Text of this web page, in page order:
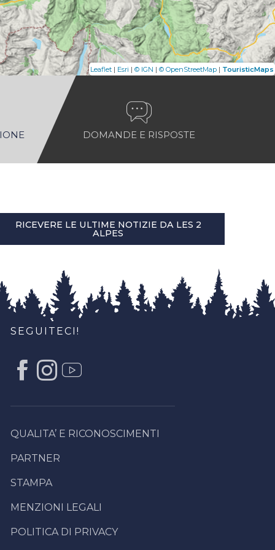
Leaflet | Esri | © IGN | © OpenStreetMap | TouristicMaps
DOMANDE E RISPOSTE
RICEVERE LE ULTIME NOTIZIE DA LES 2
ALPES
SEGUITECI!
QUALITA’ E RICONOSCIMENTI
PARTNER
STAMPA
MENZIONI LEGALI
POLITICA DI PRIVACY